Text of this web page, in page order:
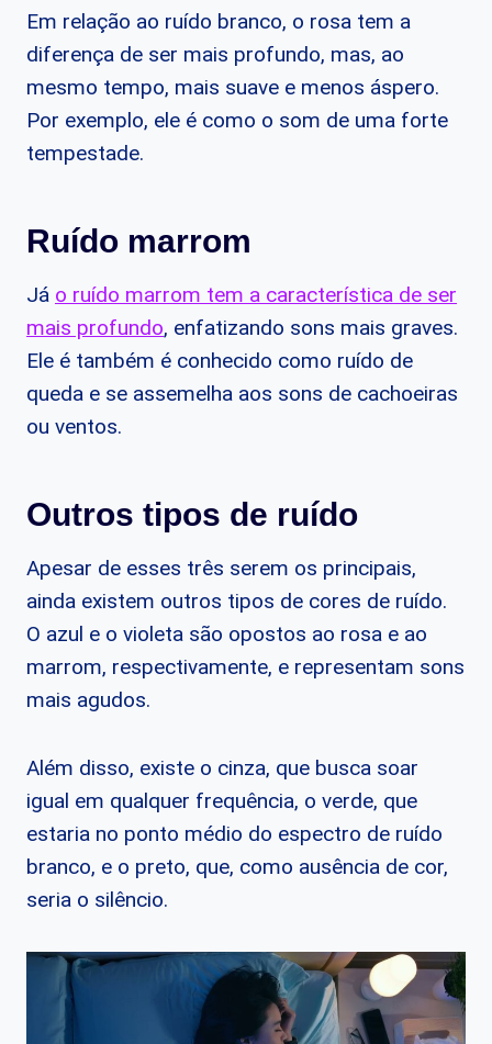
Em relação ao ruído branco, o rosa tem a
diferença de ser mais profundo, mas, ao
mesmo tempo, mais suave e menos áspero.
Por exemplo, ele é como o som de uma forte
tempestade.
Ruído marrom
Já o ruído marrom tem a característica de ser
mais profundo, enfatizando sons mais graves.
Ele é também é conhecido como ruído de
queda e se assemelha aos sons de cachoeiras
ou ventos.
Outros tipos de ruído
Apesar de esses três serem os principais,
ainda existem outros tipos de cores de ruído.
O azul e o violeta são opostos ao rosa e ao
marrom, respectivamente, e representam sons
mais agudos.
Além disso, existe o cinza, que busca soar
igual em qualquer frequência, o verde, que
estaria no ponto médio do espectro de ruído
branco, e o preto, que, como ausência de cor,
seria o silêncio.